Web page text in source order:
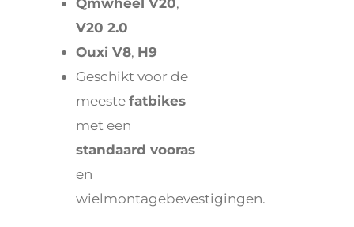
V20 2.0
Ouxi V8, H9
Geschikt voor de
meestefatbikes
met een
standaard vooras
en
wielmontagebevestigingen.